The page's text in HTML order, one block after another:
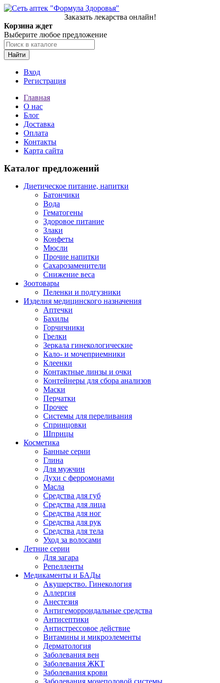
Заказать лекарства онлайн!
Корзина ждет
Выберите любое предложение
Найти
Вход
Регистрация
Главная
О нас
Блог
Доставка
Оплата
Контакты
Карта сайта
Каталог предложений
Диетическое питание, напитки
Батончики
Вода
Гематогены
Здоровое питание
Злаки
Конфеты
Мюсли
Прочие напитки
Сахарозаменители
Снижение веса
Зоотовары
Пеленки и подгузники
Изделия медицинского назначения
Аптечки
Бахилы
Горчичники
Грелки
Зеркала гинекологические
Кало- и мочеприемники
Клеенки
Контактные линзы и очки
Контейнеры для сбора анализов
Маски
Перчатки
Прочее
Системы для переливания
Спринцовки
Шприцы
Косметика
Банные серии
Глина
Для мужчин
Духи с ферромонами
Масла
Средства для губ
Средства для лица
Средства для ног
Средства для рук
Средства для тела
Уход за волосами
Летние серии
Для загара
Репелленты
Медикаменты и БАДы
Акушерство. Гинекология
Аллергия
Анестезия
Антигеморроидальные средства
Антисептики
Антистрессовое действие
Витамины и микроэлементы
Дерматология
Заболевания вен
Заболевания ЖКТ
Заболевания крови
Заболевания мочеполовой системы